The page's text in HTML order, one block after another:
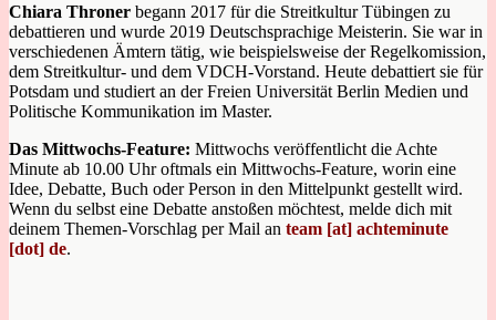
Chiara Throner begann 2017 für die Streitkultur Tübingen zu
debattieren und wurde 2019 Deutschsprachige Meisterin. Sie war in
verschiedenen Ämtern tätig, wie beispielsweise der Regelkomission,
dem Streitkultur- und dem VDCH-Vorstand. Heute debattiert sie für
Potsdam und studiert an der Freien Universität Berlin Medien und
Politische Kommunikation im Master.
Das Mittwochs-Feature: Mittwochs veröffentlicht die Achte
Minute ab 10.00 Uhr oftmals ein Mittwochs-Feature, worin eine
Idee, Debatte, Buch oder Person in den Mittelpunkt gestellt wird.
Wenn du selbst eine Debatte anstoßen möchtest, melde dich mit
deinem Themen-Vorschlag per Mail an team [at] achteminute
[dot] de.